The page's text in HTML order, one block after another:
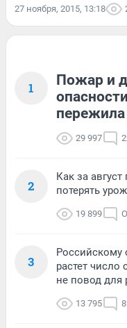
27 ноября, 2015, 13:18
1
Пожар и
29 997
2
Как за
потерять
19 899
3
Российскому
растет
не повод для
13 795